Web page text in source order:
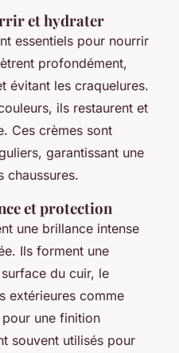
et hydrater
essentiels pour nourrir
profondément,
évitant les craquelures.
ils restaurent et
Ces crèmes sont
garantissant une
chaussures.
et protection
une brillance intense
Ils forment une
du cuir, le
extérieures comme
une finition
souvent utilisés pour